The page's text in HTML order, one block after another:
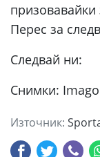
призовавайки
Перес за
Следвай ни:
Снимки: Imago
Източник: